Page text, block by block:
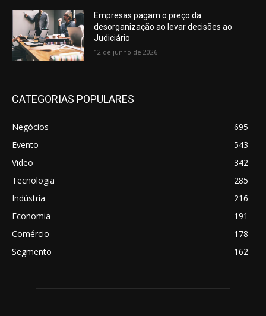
Empresas pagam o preço da
desorganização ao levar decisões ao
Judiciário
12 de junho de 2026
CATEGORIAS POPULARES
Negócios
695
Evento
543
Video
342
Tecnologia
285
Indústria
216
Economia
191
Comércio
178
Segmento
162